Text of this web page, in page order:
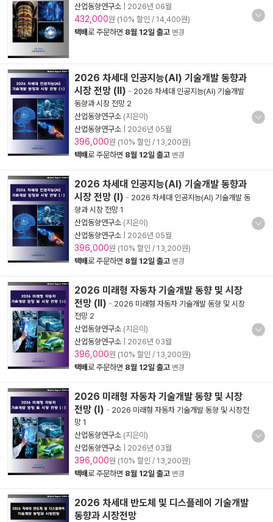
산업동향연구소
2026년 06월
432,000원 (10% 할인 / 14,400원)
택배로 주문하면 8월 12일 출고 변경
2026 차세대 인공지능(AI) 기술개발 동향과
시장 전망 (Ⅱ) - 2026 차세대 인공지능(AI) 기술개발
동향과 시장 전망 2
산업동향연구소 (지은이)
산업동향연구소
2026년 05월
396,000원 (10% 할인 / 13,200원)
택배로 주문하면 8월 12일 출고 변경
2026 차세대 인공지능(AI) 기술개발 동향과
시장 전망 (Ⅰ) - 2026 차세대 인공지능(AI) 기술개발 동
향과 시장 전망 1
산업동향연구소 (지은이)
산업동향연구소
2026년 05월
396,000원 (10% 할인 / 13,200원)
택배로 주문하면 8월 12일 출고 변경
2026 미래형 자동차 기술개발 동향 및 시장
전망 (Ⅱ) - 2026 미래형 자동차 기술개발 동향 및 시장
전망 2
산업동향연구소 (지은이)
산업동향연구소
2026년 03월
396,000원 (10% 할인 / 13,200원)
택배로 주문하면 8월 12일 출고 변경
2026 미래형 자동차 기술개발 동향 및 시장
전망 (Ⅰ) - 2026 미래형 자동차 기술개발 동향 및 시장전
망 1
산업동향연구소 (지은이)
산업동향연구소
2026년 03월
396,000원 (10% 할인 / 13,200원)
택배로 주문하면 8월 12일 출고 변경
2026 차세대 반도체 및 디스플레이 기술개발
동향과 시장전망